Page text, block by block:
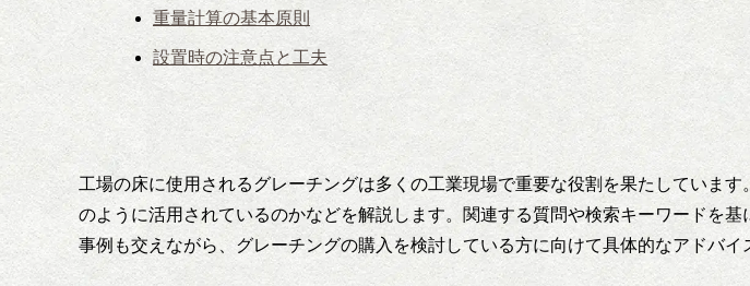
重量計算の基本原則
設置時の注意点と工夫
工場の床に使用されるグレーチングは多くの工業現場で重要な役割を果たしていま
のように活用されているのかなどを解説します。関連する質問や検索キーワードを
事例も交えながら、グレーチングの購入を検討している方に向けて具体的なアドバイ